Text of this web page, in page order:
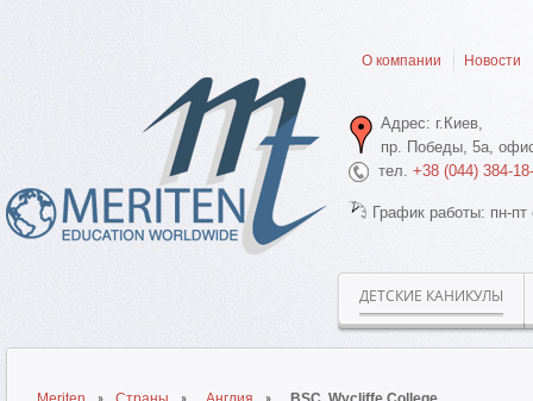
О компании Новости
Адрес: г.Киев,
пр. Победы, 5а,
тел. +38 (044) 384-
График работы: пн-
ДЕТСКИЕ КАНИКУЛЫ